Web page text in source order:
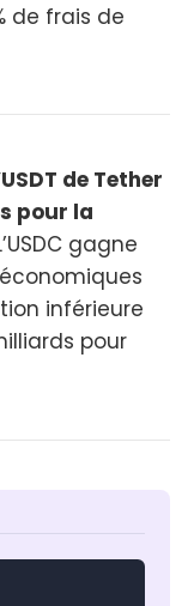
de frais de
de Tether
pour la
gagne
inférieure
pour